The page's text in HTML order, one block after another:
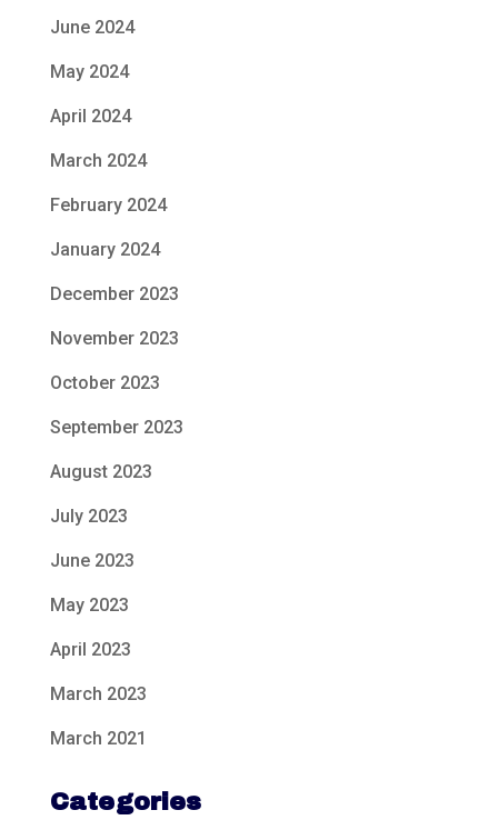
June 2024
May 2024
April 2024
March 2024
February 2024
January 2024
December 2023
November 2023
October 2023
September 2023
August 2023
July 2023
June 2023
May 2023
April 2023
March 2023
March 2021
Categories